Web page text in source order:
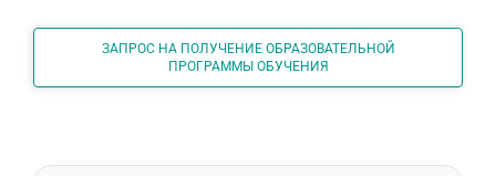
ЗАПРОС НА ПОЛУЧЕНИЕ ОБРАЗОВАТЕЛЬНОЙ
ПРОГРАММЫ ОБУЧЕНИЯ